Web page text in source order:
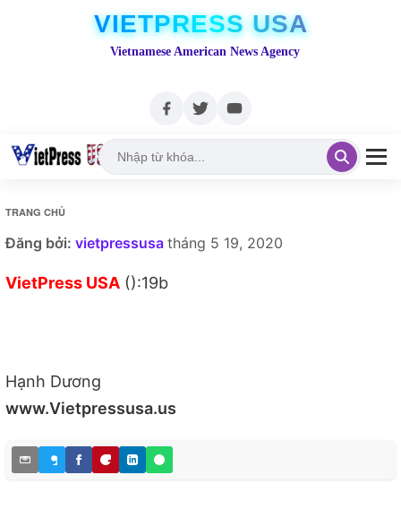
VIETPRESS USA
Vietnamese American News Agency
TRANG CHỦ
Đăng bởi: vietpressusa tháng 5 19, 2020
VietPress USA ():19b
Hạnh Dương
www.Vietpressusa.us